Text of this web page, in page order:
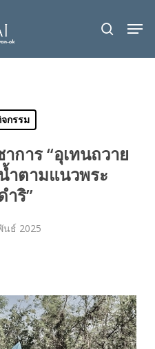
search
กรรม
การ “อุเทนถวาย
ำตามแนวพระ
ำริ”
นธ์ 2025
Menu